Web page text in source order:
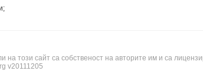
на този сайт са собственост на авторите им и са
v20111205